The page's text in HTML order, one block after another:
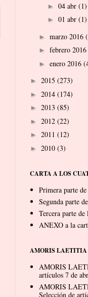
► 04 abr (1)
► 01 abr (1)
► marzo 2016
► febrero 2016
► enero 2016
► 2015 (273)
► 2014 (174)
► 2013 (85)
► 2012 (22)
► 2011 (12)
► 2010 (3)
CARTA A LOS
Primera parte
Segunda parte
Tercera parte de
ANEXO a la
AMORIS
AMORIS
artículos 7 de
AMORIS
Selección de